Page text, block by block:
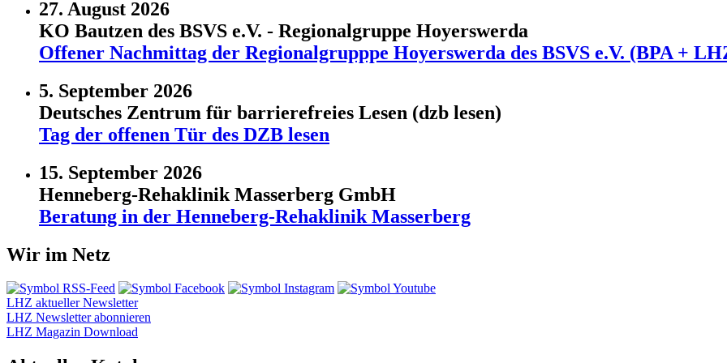
27. August 2026
KO Bautzen des BSVS e.V. - Regionalgruppe Hoyerswerda
Offener Nachmittag der Regionalgrupppe Hoyerswerda des BSVS e.V. (BPA +
5. September 2026
Deutsches Zentrum für barrierefreies Lesen (dzb lesen)
Tag der offenen Tür des DZB lesen
15. September 2026
Henneberg-Rehaklinik Masserberg GmbH
Beratung in der Henneberg-Rehaklinik Masserberg
Wir im Netz
LHZ aktueller Newsletter
LHZ Newsletter abonnieren
LHZ Magazin Download